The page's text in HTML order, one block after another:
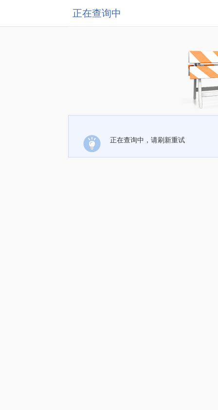
正在查询中
正在查询中，请刷新重试